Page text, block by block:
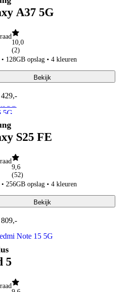
9 Pro XL
Pro 5G
F 5G
5G
Pro 5G
5G
X9 Ultra
5G
Pro
Ultra
Note 15 Pro+ 5G
Note 15 5G
Note 15
15C
A7 Pro
A37 5G
10,0
(2)
128GB opslag • 4 kleuren
429,-
Bekijk
S25 FE
9,6
(52)
256GB opslag • 4 kleuren
809,-
Bekijk
5